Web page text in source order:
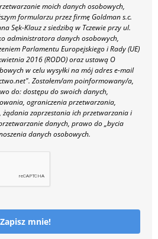
moich danych osobowych,
formularzu przez firmę Goldman s.c.
Sęk-Klauz z siedzibą w Tczewie przy ul.
administratora danych osobowych,
Parlamentu Europejskiego i Rady (UE)
2016 (RODO) oraz ustawą O
w celu wysyłki na mój adres e-mail
Zostałem/am poinformowany/a,
do: dostępu do swoich danych,
ograniczenia przetwarzania,
żądania zaprzestania ich przetwarzania i
danych, prawo do „bycia
danych osobowych.
Zapisz mnie!